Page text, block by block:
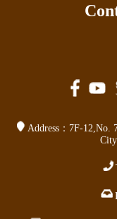
Address： 7F-12,No.